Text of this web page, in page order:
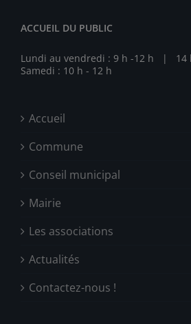
ACCUEIL DU PUBLIC
Lundi au vendredi : 9 h -12 h | 14
Samedi : 10 h - 12 h
Accueil
Commune
Conseil municipal
Mairie
Les associations
Actualités
Contactez-nous !